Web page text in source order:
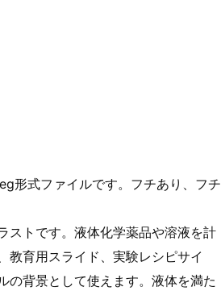
形式ファイルです。フチあり、フチ
ストです。液体化学薬品や溶液を計
教育用スライド、実験レシピサイ
の背景として使えます。液体を満た